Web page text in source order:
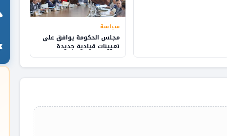
سياسة
مجلس الحكومة يوافق على
تعيينات قيادية جديدة